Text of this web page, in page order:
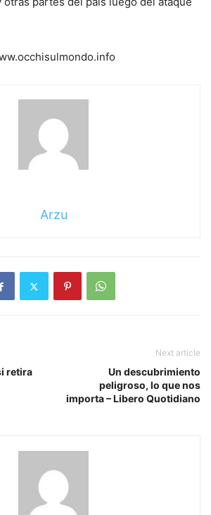
Arzu
retira
Next article
Un descubrimiento
peligroso, lo que nos
importa – Libero Quotidiano